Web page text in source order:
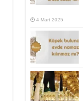
4 Mart 2025